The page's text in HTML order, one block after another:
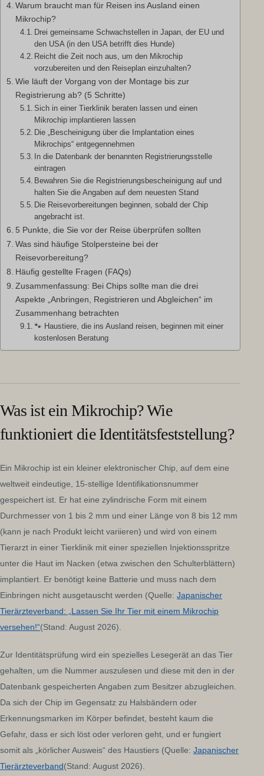
Warum braucht man für Reisen ins Ausland einen
Mikrochip?
Drei gemeinsame Schwachstellen in Japan, der EU und
den USA (in den USA betrifft dies Hunde)
Reicht die Zeit noch aus, um den Mikrochip
vorzubereiten und den Reiseplan einzuhalten?
Wie läuft der Vorgang von der Montage bis zur
Registrierung ab? (5 Schritte)
Sich in einer Tierklinik beraten lassen und einen
Mikrochip implantieren lassen
Die „Bescheinigung über die Implantation eines
Mikrochips“ entgegennehmen
In die Datenbank der benannten Registrierungsstelle
eintragen
Bewahren Sie die Registrierungsbescheinigung auf und
halten Sie die Angaben auf dem neuesten Stand
Die Reisevorbereitungen beginnen, sobald der Chip
angebracht ist.
5 Punkte, die Sie vor der Reise überprüfen sollten
Was sind häufige Stolpersteine bei der
Reisevorbereitung?
Häufig gestellte Fragen (FAQs)
Zusammenfassung: Bei Chips sollte man die drei
Aspekte „Anbringen, Registrieren und Abgleichen“ im
Zusammenhang betrachten
🐾 Haustiere, die ins Ausland reisen, beginnen mit einer
kostenlosen Beratung
Was ist ein Mikrochip? Wie
funktioniert die Identitätsfeststellung?
Ein Mikrochip ist ein kleiner elektronischer Chip, auf dem eine
weltweit eindeutige, 15-stellige Identifikationsnummer
gespeichert ist. Er hat eine zylindrische Form mit einem
Durchmesser von 1 bis 2 mm und einer Länge von 8 bis 12 mm
(kann je nach Produkt leicht variieren) und wird von einem
Tierarzt in einer Tierklinik mit einer speziellen Injektionsspritze
unter die Haut im Nacken (etwa zwischen den Schulterblättern)
implantiert. Er benötigt keine Batterie und muss nach dem
Einbringen nicht ausgetauscht werden (Quelle: Japanischer
Tierärzteverband: „Lassen Sie Ihr Tier mit einem Mikrochip
versehen!“(Stand: August 2026).
Zur Identitätsprüfung wird ein spezielles Lesegerät an das Tier
gehalten, um die Nummer auszulesen und diese mit den in der
Datenbank gespeicherten Angaben zum Besitzer abzugleichen.
Da sich der Chip im Gegensatz zu Halsbändern oder
Erkennungsmarken im Körper befindet, besteht kaum die
Gefahr, dass er sich löst oder verloren geht, und er fungiert
somit als „körlicher Ausweis“ des Haustiers (Quelle: Japanischer
Tierärzteverband(Stand: August 2026).